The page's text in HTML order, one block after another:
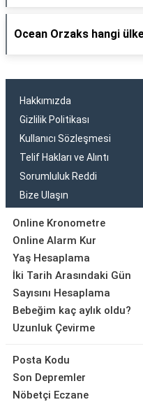
Ocean Orzaks hangi
Hakkımızda
Gizlilik Politikası
Kullanıcı Sözleşmesi
Telif Hakları ve Alıntı
Sorumluluk Reddi
Bize Ulaşın
Online Kronometre
Online Alarm Kur
Yaş Hesaplama
İki Tarih Arasındaki Gün
Sayısını Hesaplama
Bebeğim kaç aylık oldu?
Uzunluk Çevirme
Posta Kodu
Son Depremler
Nöbetçi Eczane